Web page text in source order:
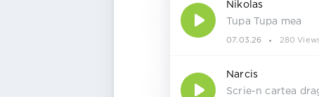
Nikolas
Tupa Tupa mea
07.03.26 280
Narcis
Scrie-n cartea